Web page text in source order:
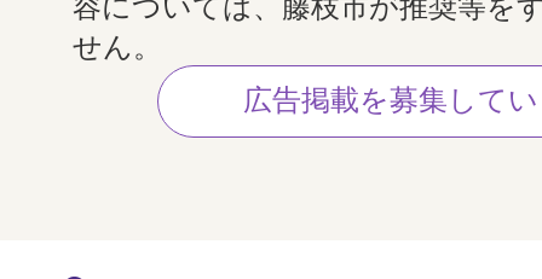
せん。
広告掲載を募集して